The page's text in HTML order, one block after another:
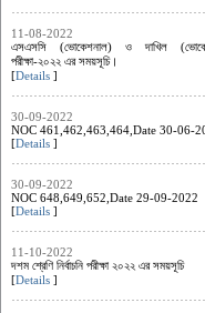
11-08-2022
এসএসসি (ভোকেশনাল) ও দাখিল
পরীক্ষা-২০২২ এর সময়সূচি।
[Details ]
30-09-2022
NOC 461,462,463,464,Date 30-06-
[Details ]
30-09-2022
NOC 648,649,652,Date 29-09-2022
[Details ]
11-10-2022
দশম শ্রেণি নির্বাচনি পরীক্ষা ২০২২ এর সময়সূচি
[Details ]